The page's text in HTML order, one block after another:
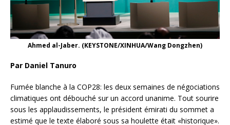
Ahmed al-Jaber. (KEYSTONE/XINHUA/Wang Dongzhen)
Par Daniel Tanuro
Fumée blanche à la COP28: les deux semaines de négociations
climatiques ont débouché sur un accord unanime. Tout sourire
sous les applaudissements, le président émirati du sommet a
estimé que le texte élaboré sous sa houlette était «historique».